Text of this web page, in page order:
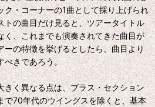
ク・コーナーの1曲として採り上げられ
トの曲目だけ見ると、ツアータイトル
く、これまでも演奏されてきた曲目が
ーの特徴を挙げるとしたら、曲目より
べきであろう。
きく異なる点は、ブラス・セクション
で70年代のウイングスを除くと、基本